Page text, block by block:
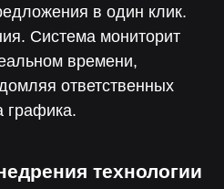
в один клик.
Система мониторит
времени,
ответственных
графика.
технологии